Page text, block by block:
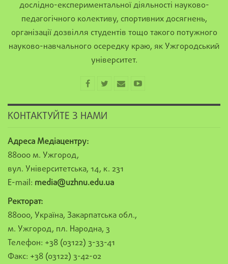
дослідно-експериментальної діяльності науково-
педагогічного колективу, спортивних досягнень,
організації дозвілля студентів тощо такого потужного
науково-навчального осередку краю, як Ужгородський
університет.
КОНТАКТУЙТЕ З НАМИ
Адреса Медіацентру:
88000 м. Ужгород,
вул. Університетська, 14, к. 231
E-mail: media@uzhnu.edu.ua
Ректорат:
88000, Україна, Закарпатська обл.,
м. Ужгород, пл. Народна, 3
Телефон: +38 (03122) 3-33-41
Факс: +38 (03122) 3-42-02